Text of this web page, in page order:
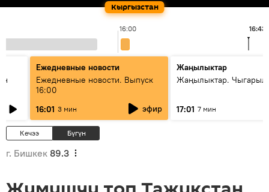
Кыргызстан
16:00 16:43
Ежедневные новости
Ежедневные новости. Выпуск
16:00
16:01 3 мин эфир
Жаңылыктар
Жаңылыктар.
17:01 7 мин
Кечээ Бүгүн
г. Бишкек 89.3